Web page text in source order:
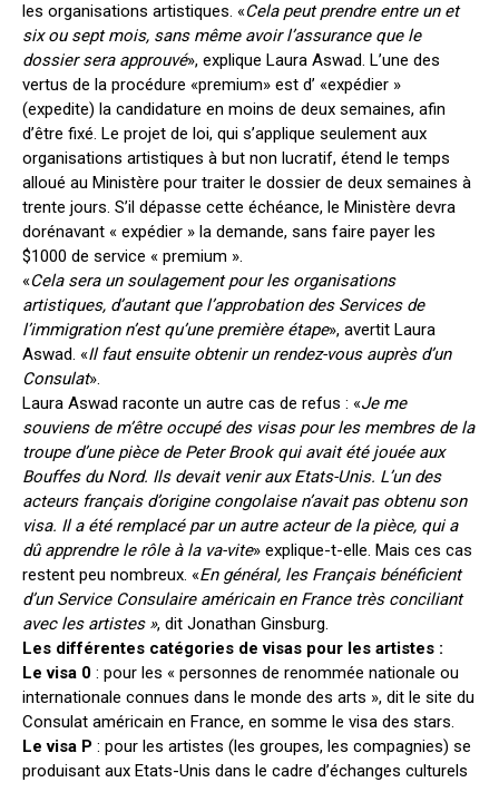
les organisations artistiques. «Cela peut prendre entre un et
six ou sept mois, sans même avoir l’assurance que le
dossier sera approuvé», explique Laura Aswad. L’une des
vertus de la procédure «premium» est d’ «expédier »
(expedite) la candidature en moins de deux semaines, afin
d’être fixé. Le projet de loi, qui s’applique seulement aux
organisations artistiques à but non lucratif, étend le temps
alloué au Ministère pour traiter le dossier de deux semaines à
trente jours. S’il dépasse cette échéance, le Ministère devra
dorénavant « expédier » la demande, sans faire payer les
$1000 de service « premium ».
«Cela sera un soulagement pour les organisations
artistiques, d’autant que l’approbation des Services de
l’immigration n’est qu’une première étape», avertit Laura
Aswad. «Il faut ensuite obtenir un rendez-vous auprès d’un
Consulat».
Laura Aswad raconte un autre cas de refus : «Je me
souviens de m’être occupé des visas pour les membres de la
troupe d’une pièce de Peter Brook qui avait été jouée aux
Bouffes du Nord. Ils devait venir aux Etats-Unis. L’un des
acteurs français d’origine congolaise n’avait pas obtenu son
visa. Il a été remplacé par un autre acteur de la pièce, qui a
dû apprendre le rôle à la va-vite» explique-t-elle. Mais ces cas
restent peu nombreux. «En général, les Français bénéficient
d’un Service Consulaire américain en France très conciliant
avec les artistes », dit Jonathan Ginsburg.
Les différentes catégories de visas pour les artistes :
Le visa 0 : pour les « personnes de renommée nationale ou
internationale connues dans le monde des arts », dit le site du
Consulat américain en France, en somme le visa des stars.
Le visa P : pour les artistes (les groupes, les compagnies) se
produisant aux Etats-Unis dans le cadre d’échanges culturels